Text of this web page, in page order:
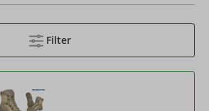
Filter